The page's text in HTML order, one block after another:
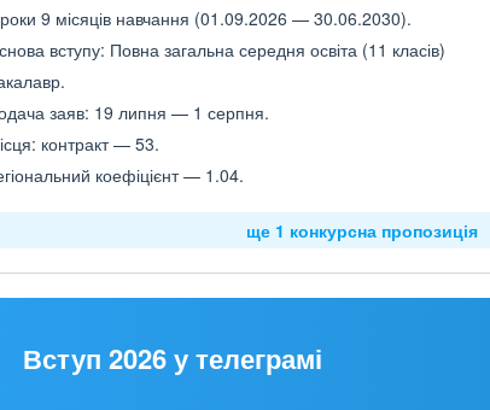
9 місяців навчання (01.09.2026 — 30.06.2030).
вступу: Повна загальна середня освіта (11 класів)
заяв: 19 липня — 1 серпня.
контракт — 53.
коефіцієнт — 1.04.
ще 1 конкурсна пропозиція
Вступ 2026 у телеграмі